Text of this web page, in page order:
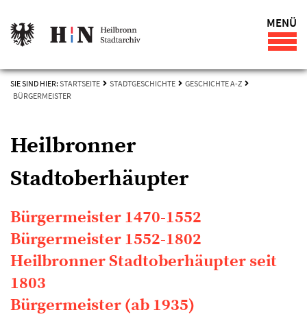
MENÜ
SIE SIND HIER: STARTSEITE STADTGESCHICHTE
GESCHICHTE A-Z
BÜRGERMEISTER
Heilbronner
Stadtoberhäupter
Bürgermeister 1470-1552
Bürgermeister 1552-1802
Heilbronner Stadtoberhäupter seit
1803
Bürgermeister (ab 1935)